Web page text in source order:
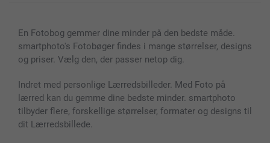
Cover til mobil & tablet
MyNameBook
Fotorammer & Tilbehør
Alle fotoprodukter
Sitemap
Betingelser og garantier
smartbonus
Priser & betaling
En Fotobog gemmer dine minder på den bedste måde.
smartphoto's Fotobøger findes i mange størrelser, designs
og priser. Vælg den, der passer netop dig.
Indret med personlige Lærredsbilleder. Med Foto på
lærred kan du gemme dine bedste minder. smartphoto
tilbyder flere, forskellige størrelser, formater og designs til
dit Lærredsbillede.